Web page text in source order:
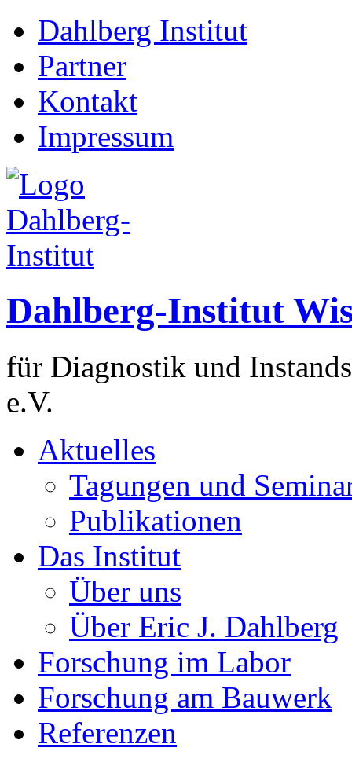
Dahlberg Institut
Partner
Kontakt
Impressum
Dahlberg-Institut
für Diagnostik und
e.V.
Aktuelles
Tagungen und
Publikationen
Das Institut
Über uns
Über Eric J. Dahlberg
Forschung im Labor
Forschung am Bauwerk
Referenzen